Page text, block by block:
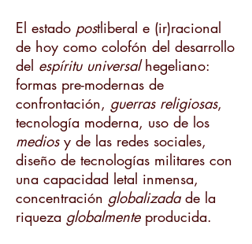
El estado postliberal e (ir)racional
de hoy como colofón del desarrollo
del espíritu universalhegeliano:
formas pre-modernas de
confrontación, guerras religiosas,
tecnología moderna, uso de los
mediosy de las redes sociales,
diseño de tecnologías militares con
una capacidad letal inmensa,
concentración globalizadade la
riqueza globalmenteproducida.